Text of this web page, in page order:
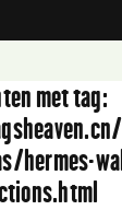
met tag:
hermes-